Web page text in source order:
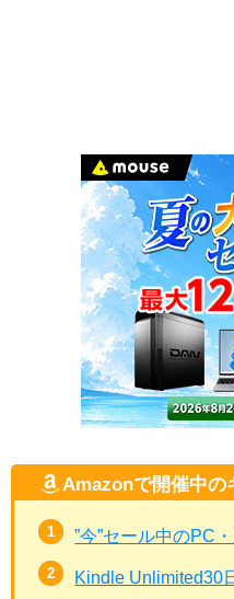
Amazonで開催中の
”今”セール中のPC
Kindle Unlimited30